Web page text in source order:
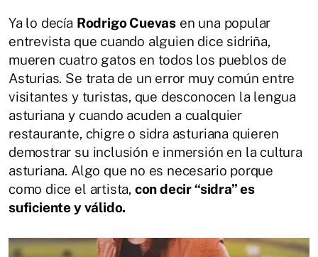
Ya lo decía Rodrigo Cuevas en una popular
entrevista que cuando alguien dice sidriña,
mueren cuatro gatos en todos los pueblos de
Asturias. Se trata de un error muy común entre
visitantes y turistas, que desconocen la lengua
asturiana y cuando acuden a cualquier
restaurante, chigre o sidra asturiana quieren
demostrar su inclusión e inmersión en la cultura
asturiana. Algo que no es necesario porque
como dice el artista, con decir “sidra” es
suficiente y válido.